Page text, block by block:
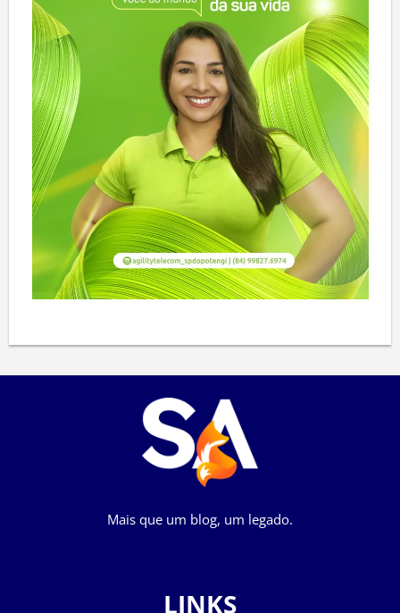
Mais que um blog, um legado.